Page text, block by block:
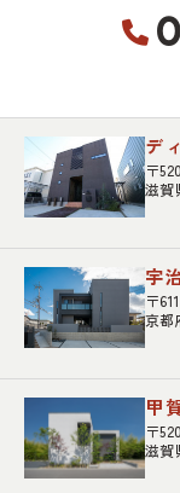
デ
〒
滋賀
宇
〒
京都
甲
〒
滋賀